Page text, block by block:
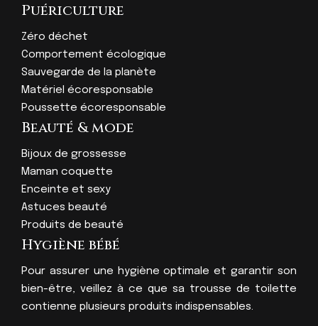
Puériculture
Zéro déchet
Comportement écologique
Sauvegarde de la planète
Matériel écoresponsable
Poussette écoresponsable
Beauté & mode
Bijoux de grossesse
Maman coquette
Enceinte et sexy
Astuces beauté
Produits de beauté
Hygiène bébé
Pour assurer une hygiène optimale et garantir son
bien-être, veillez à ce que sa trousse de toilette
contienne plusieurs produits indispensables.